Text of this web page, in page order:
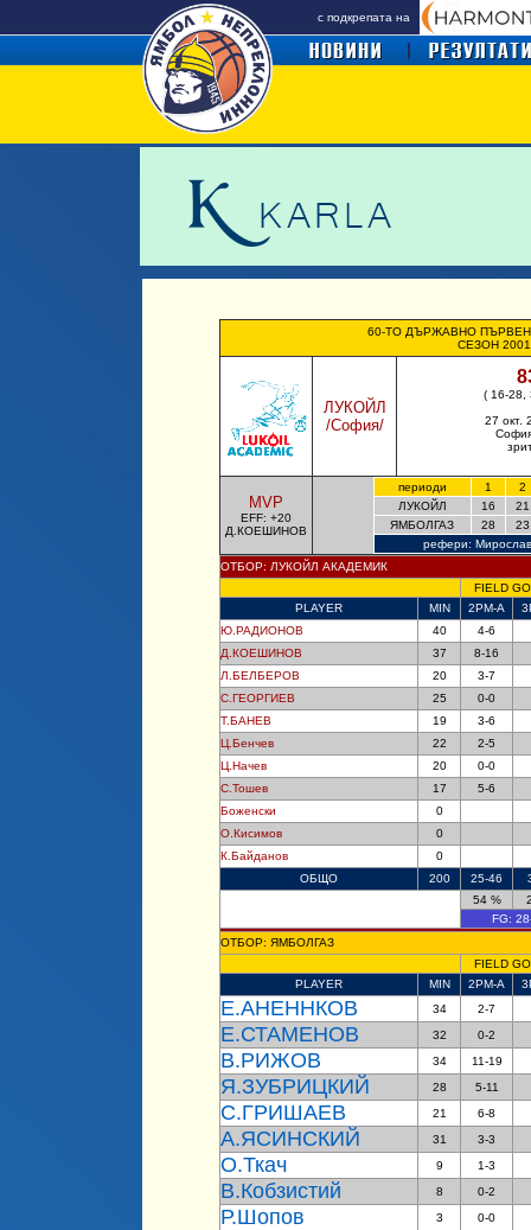
с подкрепата на
60-ТО ДЪРЖАВНО
СЕЗОН
ЛУКОЙЛ
/София/
( 16-28,
27 окт.
MVP
EFF: +20
Д.КОЕШИНОВ
периоди 1
2
ЛУКОЙЛ
16
21
ЯМБОЛГАЗ
28
23
рефери:
ОТБОР: ЛУКОЙЛ АКАДЕМИК
FIELD
PLAYER
MIN 2PM-A
Ю.РАДИОНОВ
40
4-6
Д.КОЕШИНОВ
37
8-16
Л.БЕЛБЕРОВ
20
3-7
С.ГЕОРГИЕВ
25
0-0
Т.БАНЕВ
19
3-6
Ц.Бенчев
22
2-5
Ц.Начев
20
0-0
С.Тошев
17
5-6
Боженски
0
О.Кисимов
0
К.Байданов
0
ОБЩО
200 25-46
54 %
FG:
ОТБОР: ЯМБОЛГАЗ
FIELD
PLAYER
MIN 2PM-A
Е.АНЕННКОВ 34 2-7
Е.СТАМЕНОВ 32 0-2
В.РИЖОВ 34 11-19
Я.ЗУБРИЦКИЙ 28 5-11
С.ГРИШАЕВ 21 6-8
А.ЯСИНСКИЙ 31 3-3
О.Ткач 9 1-3
В.Кобзистий 8 0-2
Р.Шопов 3 0-0